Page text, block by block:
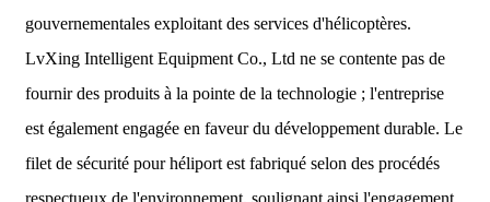
gouvernementales exploitant des services d'hélicoptères.
LvXing Intelligent Equipment Co., Ltd ne se contente pas de
fournir des produits à la pointe de la technologie ; l'entreprise
est également engagée en faveur du développement durable. Le
filet de sécurité pour héliport est fabriqué selon des procédés